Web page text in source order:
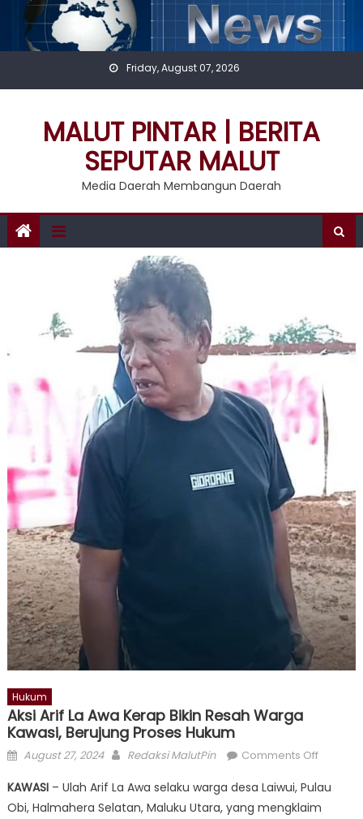
content
Friday, August 07, 2026
MALUT PINTAR | BERITA
SEPUTAR MALUT
Media Daerah Membangun Daerah
Hukum
Aksi Arif La Awa Kerap Bikin Resah Warga
Kawasi, Berujung Proses Hukum
Posted
August 27, 2024 Author
Redaksi MalutPin Comments Offon
Arif
La
KAWASI– Ulah Arif La Awa selaku warga desa Laiwui, Pulau
Obi, Halmahera Selatan, Maluku Utara, yang mengklaim